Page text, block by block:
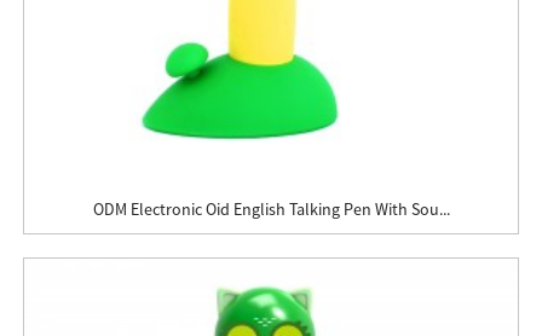
ODM Electronic Oid English Talking Pen With Sou...